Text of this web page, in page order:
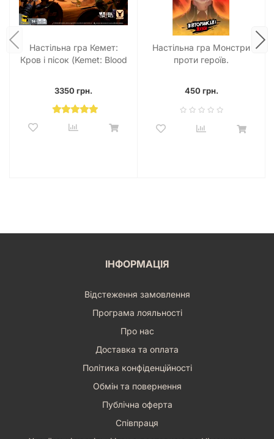
Настільна гра Кемет:
Кров і пісок (Kemet: Blood
3350 грн.
Настільна гра Монстри
проти героїв.
450 грн.
ІНФОРМАЦІЯ
Відстеження замовлення
Програма лояльності
Про нас
Доставка та оплата
Політика конфіденційності
Обмін та повернення
Публічна оферта
Співпраця